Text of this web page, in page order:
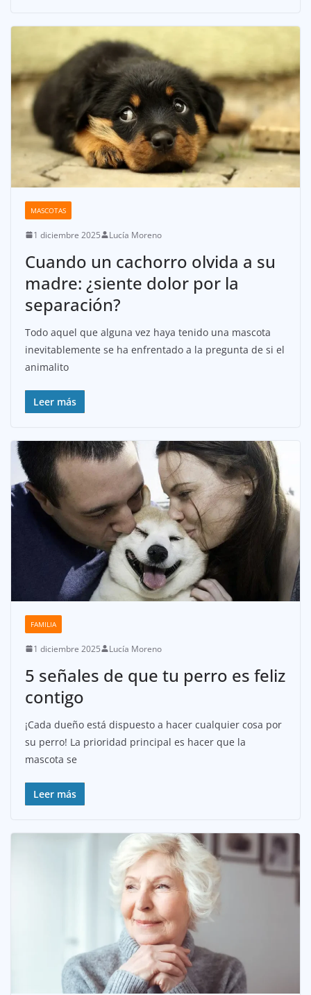
MASCOTAS
1 diciembre 2025 Lucía Moreno
Cuando un cachorro olvida a su
madre: ¿siente dolor por la
separación?
Todo aquel que alguna vez haya tenido una mascota
inevitablemente se ha enfrentado a la pregunta de si el
animalito
Leer más
FAMILIA
1 diciembre 2025 Lucía Moreno
5 señales de que tu perro es feliz
contigo
¡Cada dueño está dispuesto a hacer cualquier cosa por
su perro! La prioridad principal es hacer que la
mascota se
Leer más